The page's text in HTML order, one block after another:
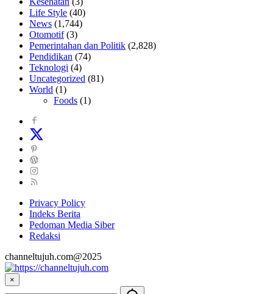
Life Style (40)
News (1,744)
Otomotif(3)
Pemerintahan dan Politik (2,828)
Pendidikan (74)
Teknologi (4)
Uncategorized (81)
World (1)
Foods (1)
Privacy Policy
Indeks Berita
Pedoman Media Siber
Redaksi
channeltujuh.com@2025
×